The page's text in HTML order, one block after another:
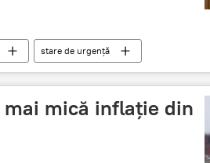
stare de urgență
mai mică inflație din